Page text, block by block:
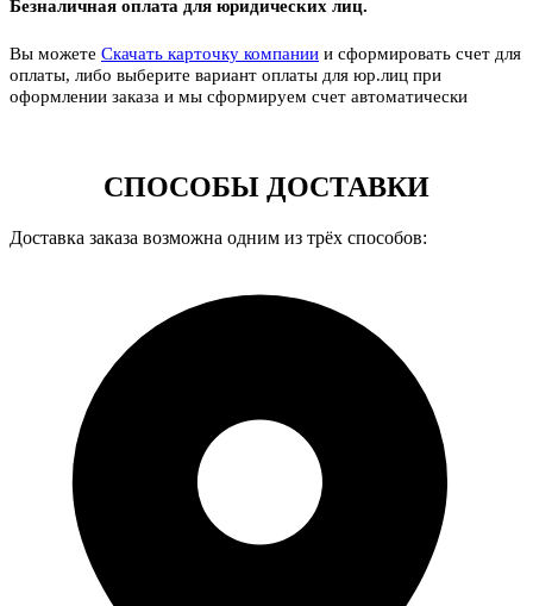
Безналичная оплата для юридических лиц.
Вы можете Скачать карточку компании и сформировать счет для
оплаты, либо выберите вариант оплаты для юр.лиц при
оформлении заказа и мы сформируем счет автоматически
СПОСОБЫ ДОСТАВКИ
Доставка заказа возможна одним из трёх способов: